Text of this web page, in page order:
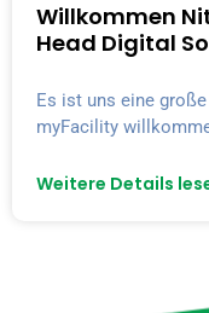
Willkommen
Head Digital
Es ist uns eine
myFacility
Weitere Details